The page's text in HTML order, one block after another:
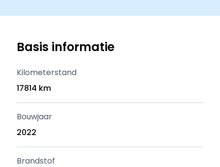
Basis informatie
Kilometerstand
17814 km
Bouwjaar
2022
Brandstof